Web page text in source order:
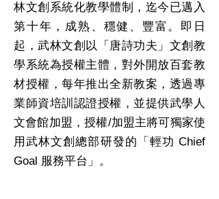
林文創系統化教學體制，迄今已邁入
第十年，成熟、穩健、豐富。即日
起，武林文創以「唐詩功夫」文創教
學系統為授權主體，對外開放百套教
材授權，每年推出全新教案，透過專
業師資培訓認證授權，並提供武學人
文會館加盟，授權/加盟主將可獨家使
用武林文創總部研發的「輕功 Chief
Goal 服務平台」。